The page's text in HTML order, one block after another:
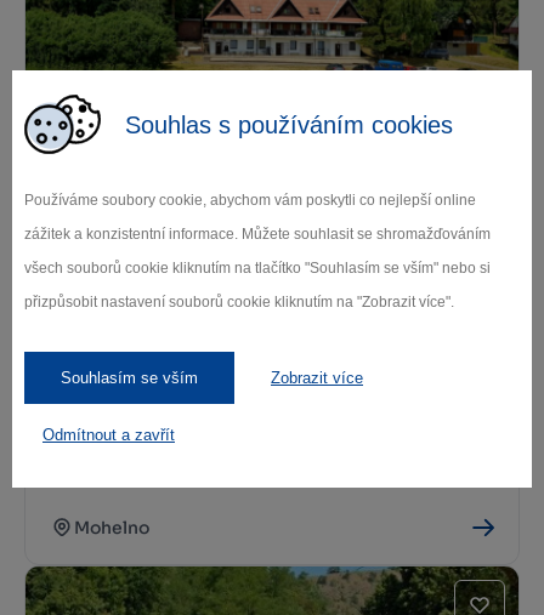
Souhlas s používáním cookies
Používáme soubory cookie, abychom vám poskytli co nejlepší online
zážitek a konzistentní informace. Můžete souhlasit se shromažďováním
všech souborů cookie kliknutím na tlačítko "Souhlasím se vším" nebo si
přizpůsobit nastavení souborů cookie kliknutím na "Zobrazit více".
Souhlasím se vším Zobrazit více
Odmítnout a zavřít
Rekreační zařízení u Beránka
Želiv
Mohelno